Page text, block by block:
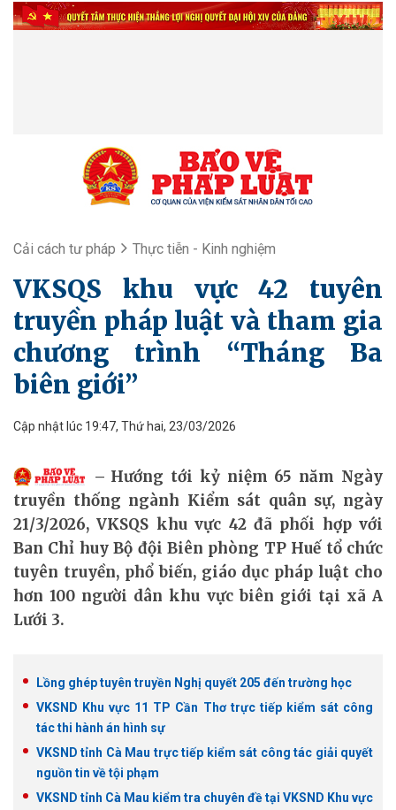
Cải cách tư pháp Thực tiễn - Kinh nghiệm
VKSQS khu vực 42 tuyên
truyền pháp luật và tham gia
chương trình “Tháng Ba
biên giới”
Cập nhật lúc 19:47, Thứ hai, 23/03/2026
Hướng tới kỷ niệm 65 năm Ngày
truyền thống ngành Kiểm sát quân sự, ngày
21/3/2026, VKSQS khu vực 42 đã phối hợp với
Ban Chỉ huy Bộ đội Biên phòng TP Huế tổ chức
tuyên truyền, phổ biến, giáo dục pháp luật cho
hơn 100 người dân khu vực biên giới tại xã A
Lưới 3.
Lồng ghép tuyên truyền Nghị quyết 205 đến trường học
VKSND Khu vực 11 TP Cần Thơ trực tiếp kiểm sát công
tác thi hành án hình sự
VKSND tỉnh Cà Mau trực tiếp kiểm sát công tác giải quyết
nguồn tin về tội phạm
VKSND tỉnh Cà Mau kiểm tra chuyên đề tại VKSND Khu vực